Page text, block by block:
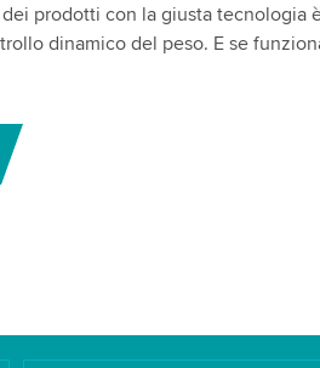
prodotti con la giusta tecnologia
dinamico del peso. E se